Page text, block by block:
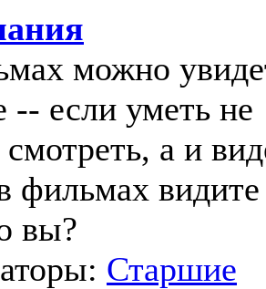
можно
-- если уметь не
смотреть, а и
фильмах видите
вы?
Старшие